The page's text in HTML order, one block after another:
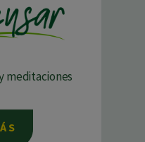
meditaciones